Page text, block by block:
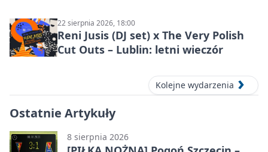
22 sierpnia 2026, 18:00
Reni Jusis (DJ set) x The Very Polish
Cut Outs – Lublin: letni wieczór
Kolejne wydarzenia
Ostatnie Artykuły
8 sierpnia 2026